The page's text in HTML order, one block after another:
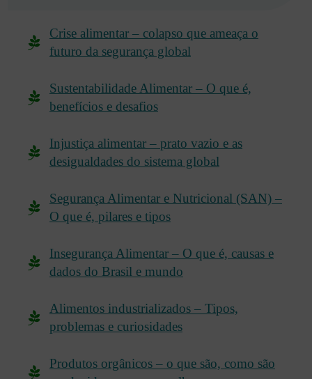
Crise alimentar – colapso que ameaça o
futuro da segurança global
Sustentabilidade Alimentar – O que é,
benefícios e desafios
Injustiça alimentar – prato vazio e as
desigualdades do sistema global
Segurança Alimentar e Nutricional (SAN) –
O que é, pilares e tipos
Insegurança Alimentar – O que é, causas e
dados do Brasil e mundo
Alimentos industrializados – Tipos,
problemas e curiosidades
Produtos orgânicos – o que são, como são